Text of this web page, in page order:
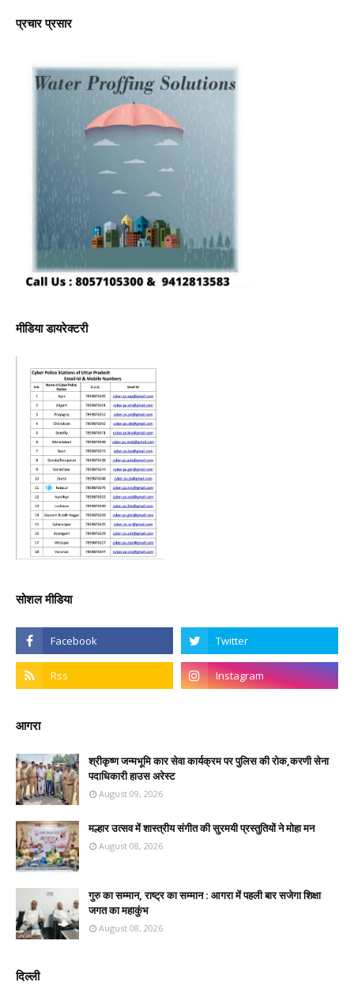
प्रचार प्रसार
मीडिया डायरेक्टरी
सोशल मीडिया
आगरा
श्रीकृष्ण जन्मभूमि कार सेवा कार्यक्रम पर पुलिस की रोक,करणी सेना
पदाधिकारी हाउस अरेस्ट
August 09, 2026
मल्हार उत्सव में शास्त्रीय संगीत की सुरमयी प्रस्तुतियों ने मोहा मन
August 08, 2026
गुरु का सम्मान, राष्ट्र का सम्मान : आगरा में पहली बार सजेगा शिक्षा
जगत का महाकुंभ
August 08, 2026
दिल्ली